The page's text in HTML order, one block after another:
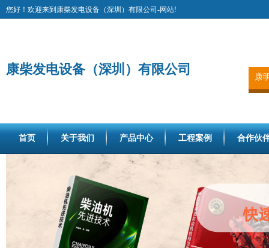
您好！欢迎来到康柴发电设备（深圳）有限公司-网站!
康柴发电设备（深圳）有限公司
康
首页 关于我们 产品中心 工程案例 合作伙